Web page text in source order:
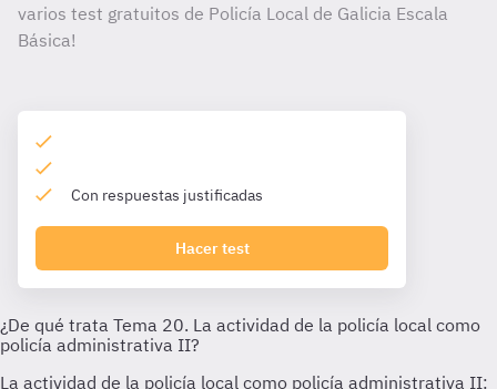
varios test gratuitos de Policía Local de Galicia Escala
Básica!
Con respuestas justificadas
Hacer test